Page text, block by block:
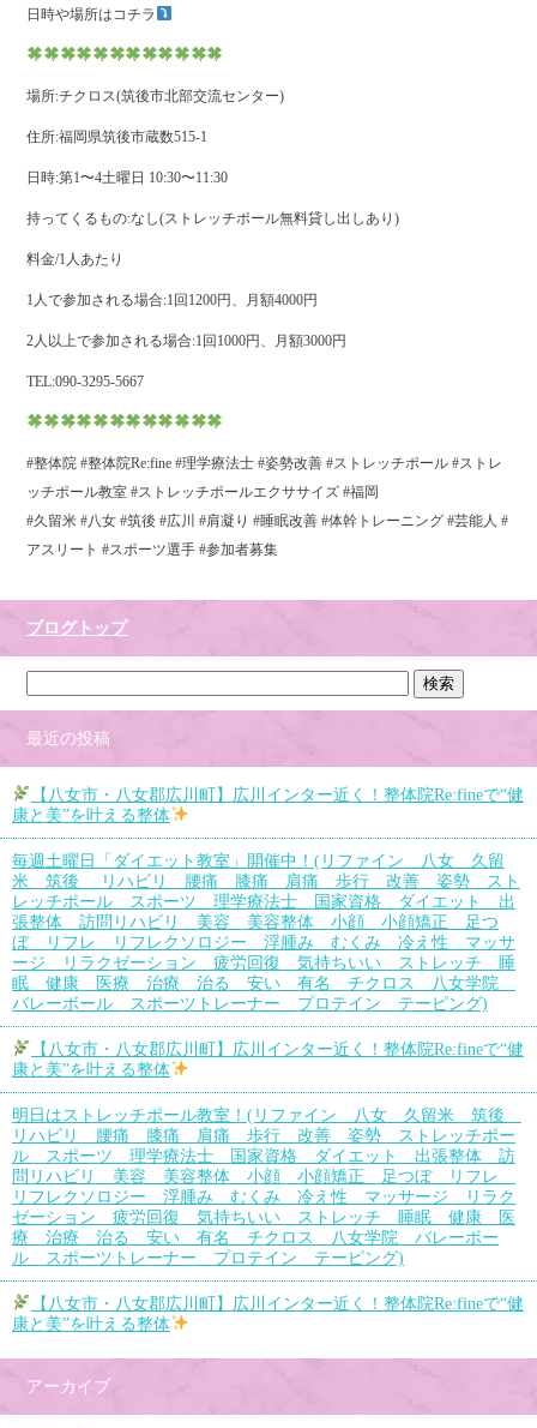
日時や場所はコチラ
場所:チクロス(筑後市北部交流センター)
住所:福岡県筑後市蔵数515-1
日時:第1〜4土曜日 10:30〜11:30
持ってくるもの:なし(ストレッチポール無料貸し出しあり)
料金/1人あたり
1人で参加される場合:1回1200円、月額4000円
2人以上で参加される場合:1回1000円、月額3000円
TEL:090-3295-5667
#整体院 #整体院Re:fine #理学療法士 #姿勢改善 #ストレッチポール #ストレ
ッチポール教室 #ストレッチポールエクササイズ #福岡
#久留米 #八女 #筑後 #広川 #肩凝り #睡眠改善 #体幹トレーニング #芸能人 #
アスリート #スポーツ選手 #参加者募集
ブログトップ
最近の投稿
【八女市・八女郡広川町】広川インター近く！整体院Re:fineで“健
康と美”を叶える整体
毎週土曜日「ダイエット教室」開催中！(リファイン 八女 久留
米 筑後 リハビリ 腰痛 膝痛 肩痛 歩行 改善 姿勢 スト
レッチポール スポーツ 理学療法士 国家資格 ダイエット 出
張整体 訪問リハビリ 美容 美容整体 小顔 小顔矯正 足つ
ぼ リフレ リフレクソロジー 浮腫み むくみ 冷え性 マッサ
ージ リラクゼーション 疲労回復 気持ちいい ストレッチ 睡
眠 健康 医療 治療 治る 安い 有名 チクロス 八女学院
バレーボール スポーツトレーナー プロテイン テーピング)
【八女市・八女郡広川町】広川インター近く！整体院Re:fineで“健
康と美”を叶える整体
明日はストレッチポール教室！(リファイン 八女 久留米 筑後
リハビリ 腰痛 膝痛 肩痛 歩行 改善 姿勢 ストレッチポー
ル スポーツ 理学療法士 国家資格 ダイエット 出張整体 訪
問リハビリ 美容 美容整体 小顔 小顔矯正 足つぼ リフレ
リフレクソロジー 浮腫み むくみ 冷え性 マッサージ リラク
ゼーション 疲労回復 気持ちいい ストレッチ 睡眠 健康 医
療 治療 治る 安い 有名 チクロス 八女学院 バレーボー
ル スポーツトレーナー プロテイン テーピング)
【八女市・八女郡広川町】広川インター近く！整体院Re:fineで“健
康と美”を叶える整体
アーカイブ